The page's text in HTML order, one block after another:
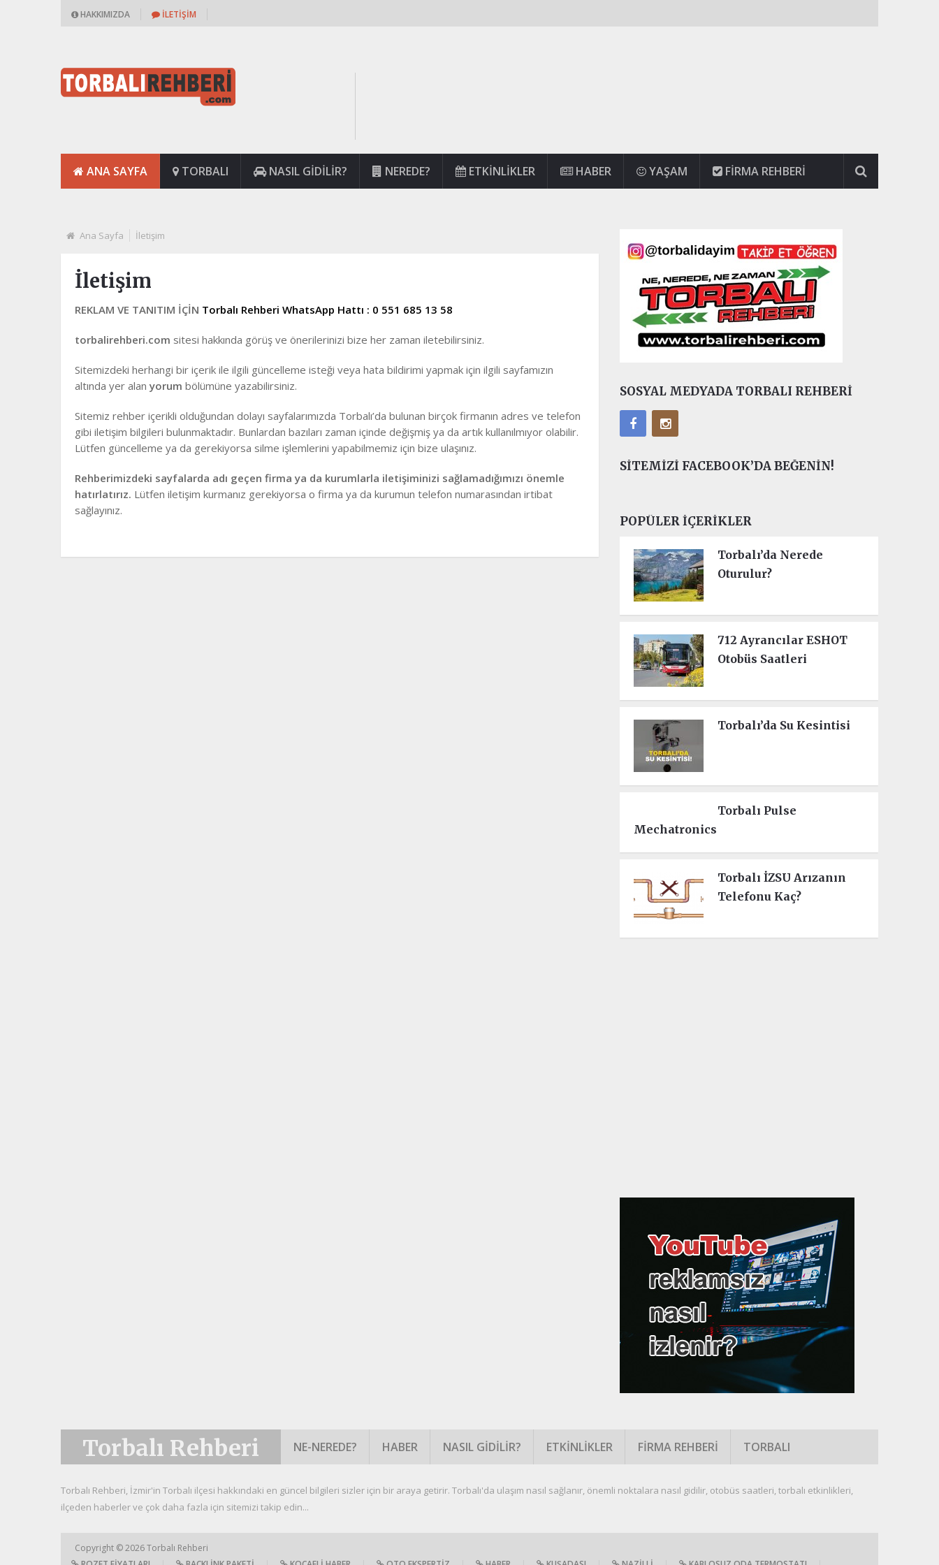
HAKKIMIZDA İLETIŞIM
ANA SAYFA TORBALI NASIL GIDILIR? NEREDE? ETKINLIKLER HABER YAŞAM FIRMA REHBERI
Ana Sayfa İletişim
İletişim
REKLAM VE TANITIM İÇİN Torbalı Rehberi WhatsApp Hattı : 0 551 685 13 58
torbalirehberi.com sitesi hakkında görüş ve önerilerinizi bize her zaman iletebilirsiniz.
Sitemizdeki herhangi bir içerik ile ilgili güncelleme isteği veya hata bildirimi yapmak için ilgili sayfamızın
altında yer alan yorum bölümüne yazabilirsiniz.
Sitemiz rehber içerikli olduğundan dolayı sayfalarımızda Torbalı’da bulunan birçok firmanın adres ve telefon
gibi iletişim bilgileri bulunmaktadır. Bunlardan bazıları zaman içinde değişmiş ya da artık kullanılmıyor olabilir.
Lütfen güncelleme ya da gerekiyorsa silme işlemlerini yapabilmemiz için bize ulaşınız.
Rehberimizdeki sayfalarda adı geçen firma ya da kurumlarla iletişiminizi sağlamadığımızı önemle
hatırlatırız. Lütfen iletişim kurmanız gerekiyorsa o firma ya da kurumun telefon numarasından irtibat
sağlayınız.
SOSYAL MEDYADA TORBALI REHBERI
SITEMIZI FACEBOOK’DA BEĞENIN!
POPÜLER İÇERIKLER
Torbalı’da Nerede
Oturulur?
712 Ayrancılar ESHOT
Otobüs Saatleri
Torbalı’da Su Kesintisi
Torbalı Pulse
Mechatronics
Torbalı İZSU Arızanın
Telefonu Kaç?
Torbalı Rehberi NE-NEREDE? HABER NASIL GIDILIR? ETKINLIKLER FIRMA REHBERI TORBALI
Torbalı Rehberi, İzmir'in Torbalı ilçesi hakkındaki en güncel bilgileri sizler için bir araya getirir. Torbalı'da ulaşım nasıl sağlanır, önemli noktalara nasıl gidilir, otobüs saatleri, torbalı etkinlikleri,
ilçeden haberler ve çok daha fazla için sitemizi takip edin...
Copyright © 2026Torbalı Rehberi